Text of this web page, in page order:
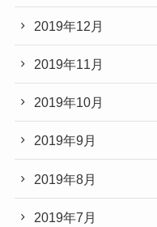
2019年12月
2019年11月
2019年10月
2019年9月
2019年8月
2019年7月